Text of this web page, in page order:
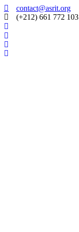
Skip
to
content
contact@asrit.org
(+212) 661 772 103